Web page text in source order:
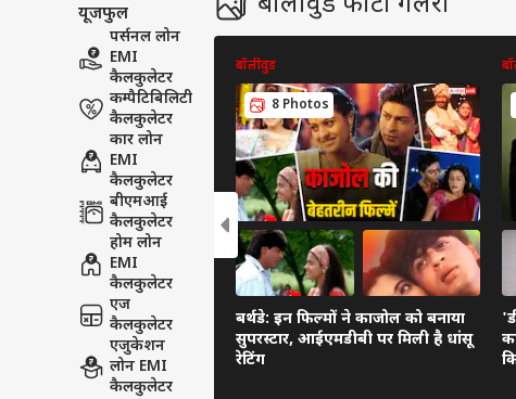
यूजफुल
पर्सनल लोन
EMI
कैलकुलेटर
कम्पैटिबिलिटी
कैलकुलेटर
कार लोन
EMI
कैलकुलेटर
बीएमआई
कैलकुलेटर
होम लोन
EMI
कैलकुलेटर
एज
कैलकुलेटर
एजुकेशन
लोन EMI
कैलकुलेटर
बॉलीवुड
8 Photos
बर्थडे: इन फिल्मों ने काजोल को बनाया
सुपरस्टार, आईएमडीबी पर मिली है धांसू
रेटिंग